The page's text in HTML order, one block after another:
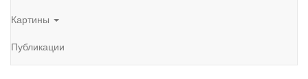
Картины
Публикации